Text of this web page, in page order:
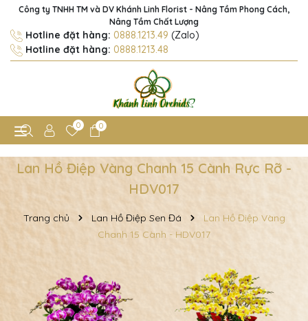
Công ty TNHH TM và DV Khánh Linh Florist - Nâng Tầm Phong Cách,
Nâng Tầm Chất Lượng
Hotline đặt hàng: 0888.1213.49 (Zalo)
Hotline đặt hàng: 0888.1213.48
0 0
Lan Hồ Điệp Vàng Chanh 15 Cành Rực Rỡ -
HDV017
Trang chủ Lan Hồ Điệp Sen Đá
Lan Hồ Điệp Vàng
Chanh 15 Cành - HDV017